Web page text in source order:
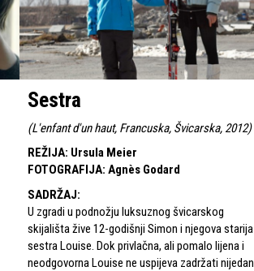
Sestra
(L'enfant d'un haut, Francuska, Švicarska, 2012)
REŽIJA: Ursula Meier
FOTOGRAFIJA: Agnès Godard
SADRŽAJ:
U zgradi u podnožju luksuznog švicarskog
skijališta žive 12-godišnji Simon i njegova starija
sestra Louise. Dok privlačna, ali pomalo lijena i
neodgovorna Louise ne uspijeva zadržati nijedan